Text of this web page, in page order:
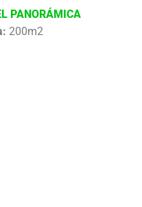
PANORÁMICA
200m2